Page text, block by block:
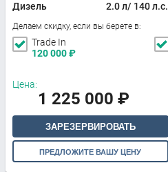
Дизель
2.0 л/ 140 л.с.
Делаем скидку, если вы берете в:
Trade In
120 000₽
Цена:
1 225 000 ₽
ЗАРЕЗЕРВИРОВАТЬ
ПРЕДЛОЖИТЕ ВАШУ ЦЕНУ